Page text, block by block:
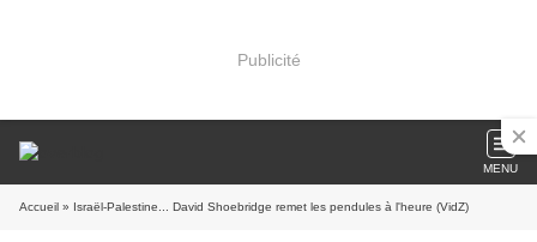
Publicité
MENU
Accueil » Israël-Palestine... David Shoebridge remet les pendules à l'heure (VidZ)